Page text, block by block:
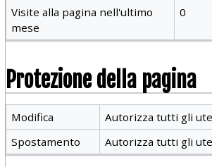
Visite alla pagina nell'ultimo
mese
0
Protezione della pagina
Modifica
Autorizza tutti gli
Spostamento
Autorizza tutti gli